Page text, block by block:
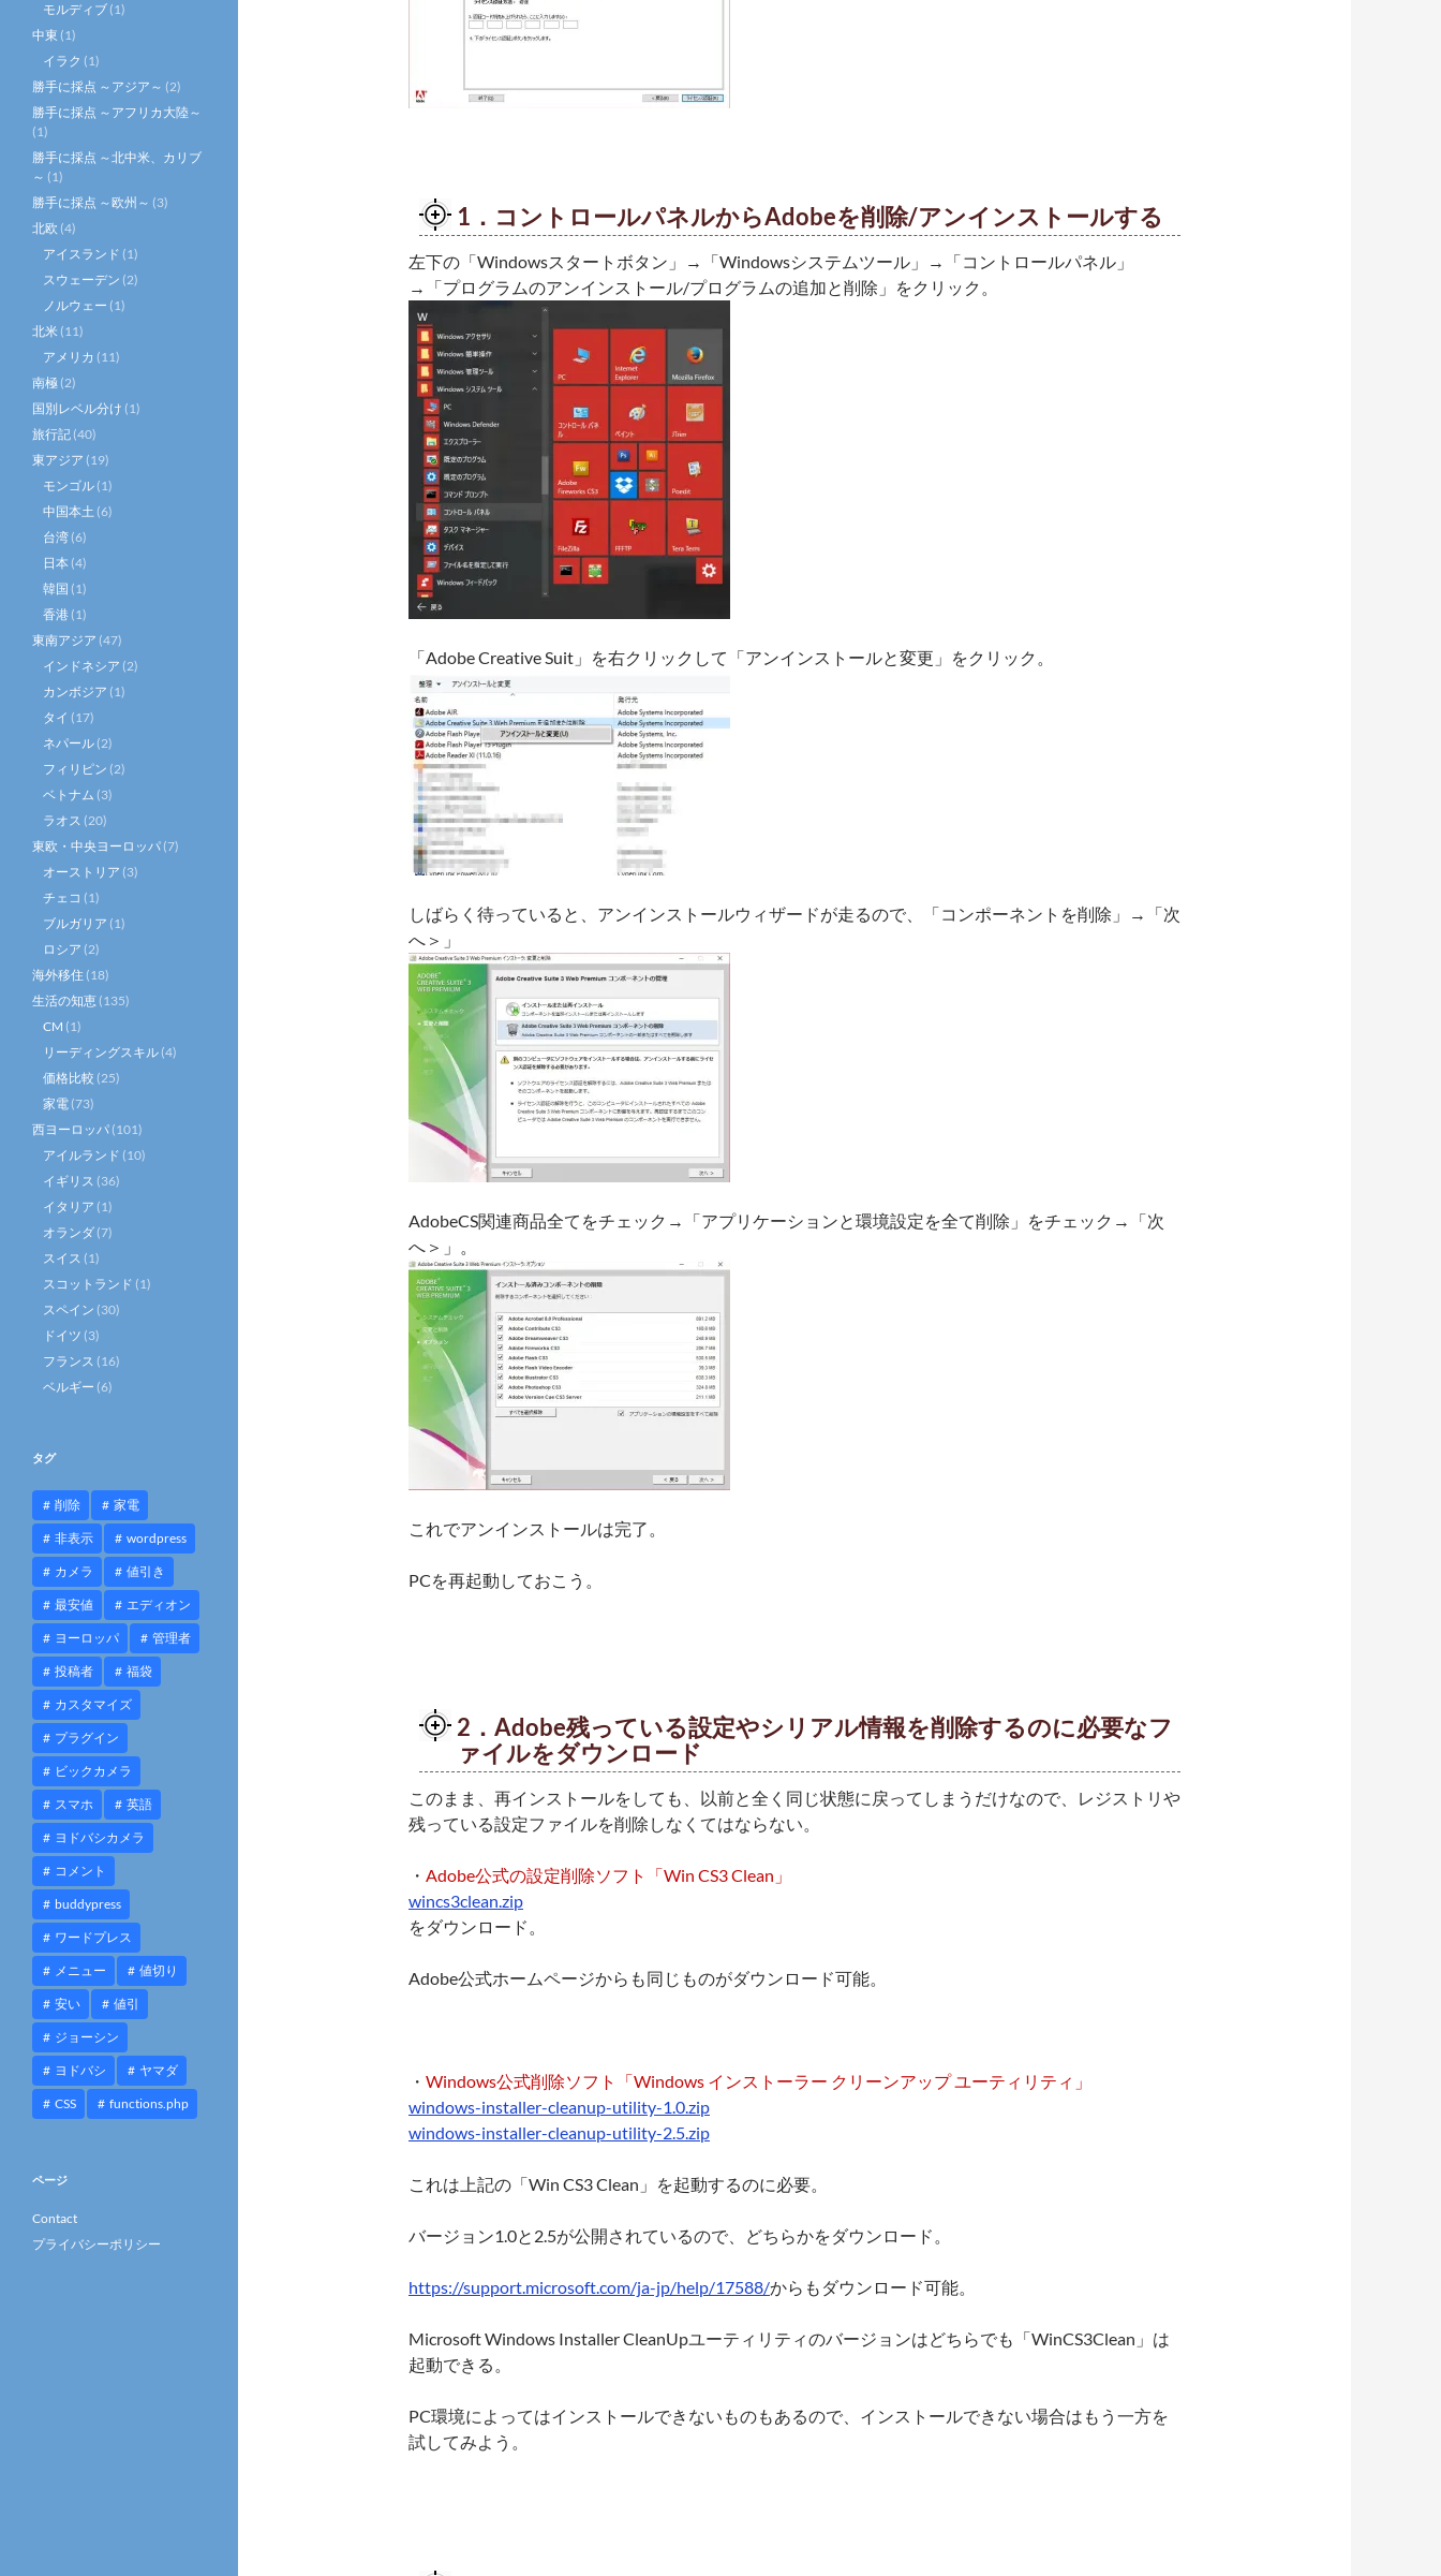
1．コントロールパネルからAdobeを削除/アンインストールする
左下の「Windowsスタートボタン」→「Windowsシステムツール」→「コントロールパネル」
→「プログラムのアンインストール/プログラムの追加と削除」をクリック。
「Adobe Creative Suit」を右クリックして「アンインストールと変更」をクリック。
しばらく待っていると、アンインストールウィザードが走るので、「コンポーネントを削除」→「次
へ＞」
AdobeCS関連商品全てをチェック→「アプリケーションと環境設定を全て削除」をチェック→「次
へ＞」。
これでアンインストールは完了。
PCを再起動しておこう。
2．Adobe残っている設定やシリアル情報を削除するのに必要なフ
ァイルをダウンロード
このまま、再インストールをしても、以前と全く同じ状態に戻ってしまうだけなので、レジストリや
残っている設定ファイルを削除しなくてはならない。
・ Adobe公式の設定削除ソフト「Win CS3 Clean」
wincs3clean.zip
をダウンロード。
Adobe公式ホームページからも同じものがダウンロード可能。
・ Windows公式削除ソフト「Windows インストーラー クリーンアップ ユーティリティ」
windows-installer-cleanup-utility-1.0.zip
windows-installer-cleanup-utility-2.5.zip
これは上記の「Win CS3 Clean」を起動するのに必要。
バージョン1.0と2.5が公開されているので、どちらかをダウンロード。
https://support.microsoft.com/ja-jp/help/17588/からもダウンロード可能。
Microsoft Windows Installer CleanUpユーティリティのバージョンはどちらでも「WinCS3Clean」は
起動できる。
PC環境によってはインストールできないものもあるので、インストールできない場合はもう一方を
試してみよう。
モルディブ (1)
中東 (1)
イラク (1)
勝手に採点 ～アジア～ (2)
勝手に採点 ～アフリカ大陸～
(1)
勝手に採点 ～北中米、カリブ
～ (1)
勝手に採点 ～欧州～ (3)
北欧 (4)
アイスランド (1)
スウェーデン (2)
ノルウェー (1)
北米 (11)
アメリカ (11)
南極 (2)
国別レベル分け (1)
旅行記 (40)
東アジア (19)
モンゴル (1)
中国本土 (6)
台湾 (6)
日本 (4)
韓国 (1)
香港 (1)
東南アジア (47)
インドネシア (2)
カンボジア (1)
タイ (17)
ネパール (2)
フィリピン (2)
ベトナム (3)
ラオス (20)
東欧・中央ヨーロッパ (7)
オーストリア (3)
チェコ (1)
ブルガリア (1)
ロシア (2)
海外移住 (18)
生活の知恵 (135)
CM (1)
リーディングスキル (4)
価格比較 (25)
家電 (73)
西ヨーロッパ (101)
アイルランド (10)
イギリス (36)
イタリア (1)
オランダ (7)
スイス (1)
スコットランド (1)
スペイン (30)
ドイツ (3)
フランス (16)
ベルギー (6)
タグ
削除 家電
非表示 wordpress
カメラ 値引き
最安値 エディオン
ヨーロッパ 管理者
投稿者 福袋
カスタマイズ
プラグイン
ビックカメラ
スマホ 英語
ヨドバシカメラ
コメント
buddypress
ワードプレス
メニュー 値切り
安い 値引
ジョーシン
ヨドバシ ヤマダ
CSS functions.php
ページ
Contact
プライバシーポリシー